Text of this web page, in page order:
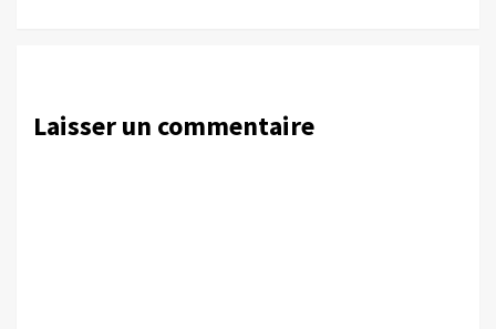
Laisser un commentaire